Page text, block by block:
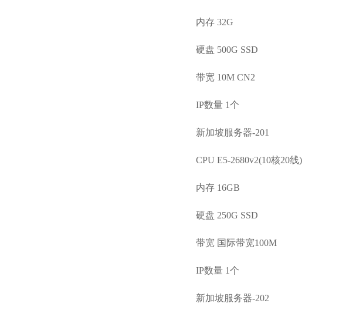
内存 32G
硬盘 500G SSD
带宽 10M CN2
IP数量 1个
新加坡服务器-201
CPU E5-2680v2(10核20线)
内存 16GB
硬盘 250G SSD
带宽 国际带宽100M
IP数量 1个
新加坡服务器-202